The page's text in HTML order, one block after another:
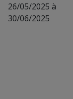
26/05/2025 à
30/06/2025